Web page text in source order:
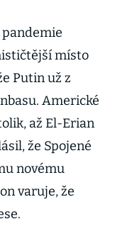
místo
Putin už z
Americké
až El-Erian
že Spojené
novému
varuje, že